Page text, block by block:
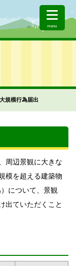
menu
大規模行為届出
周辺景観に大きな
模を超える建築物
について、景観
出ていただくこと